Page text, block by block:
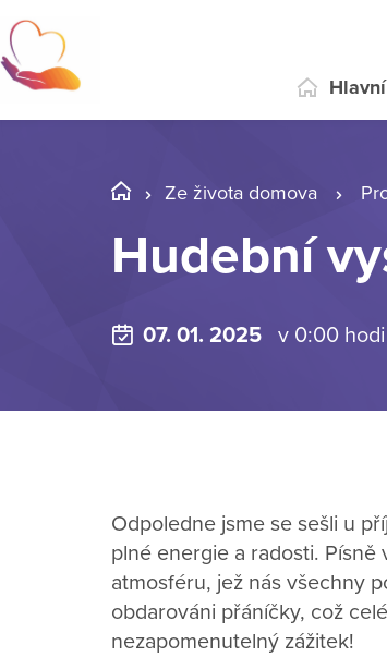
Ze života domova
Hudební
07. 01. 2025 v 0:00
Odpoledne jsme se sešli u
plné energie a radosti.
atmosféru, jež nás všechny
obdarováni přáníčky, což
nezapomenutelný zážitek!